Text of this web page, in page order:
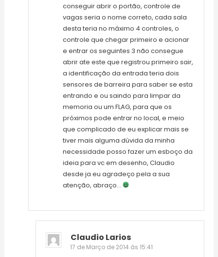
conseguir abrir o portão, controle de
vagas seria o nome correto, cada sala
desta teria no máximo 4 controles, o
controle que chegar primeiro e acionar
e entrar os seguintes 3 não consegue
abrir ate este que registrou primeiro sair,
a identificação da entrada teria dois
sensores de barreira para saber se esta
entrando e ou saindo para limpar da
memoria ou um FLAG, para que os
próximos pode entrar no local, e meio
que complicado de eu explicar mais se
tiver mais alguma dúvida da minha
necessidade posso fazer um esboço da
ideia para vc em desenho, Claudio
desde ja eu agradeço pela a sua
atenção, abraço…
Claudio Larios
17 de Março de 2014 às 15:41